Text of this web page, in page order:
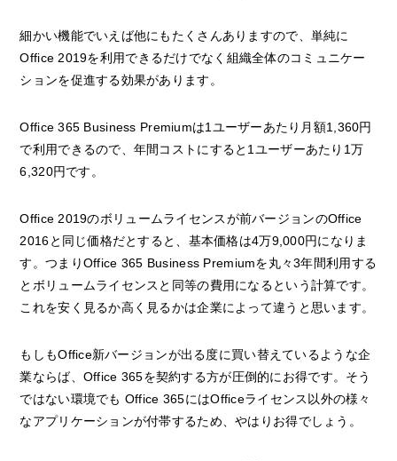
細かい機能でいえば他にもたくさんありますので、単純に
Office 2019を利用できるだけでなく組織全体のコミュニケー
ションを促進する効果があります。
Office 365 Business Premiumは1ユーザーあたり月額1,360円
で利用できるので、年間コストにすると1ユーザーあたり1万
6,320円です。
Office 2019のボリュームライセンスが前バージョンのOffice
2016と同じ価格だとすると、基本価格は4万9,000円になりま
す。つまりOffice 365 Business Premiumを丸々3年間利用する
とボリュームライセンスと同等の費用になるという計算です。
これを安く見るか高く見るかは企業によって違うと思います。
もしもOffice新バージョンが出る度に買い替えているような企
業ならば、Office 365を契約する方が圧倒的にお得です。そう
ではない環境でも Office 365にはOfficeライセンス以外の様々
なアプリケーションが付帯するため、やはりお得でしょう。